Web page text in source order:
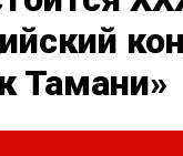
Тамани»